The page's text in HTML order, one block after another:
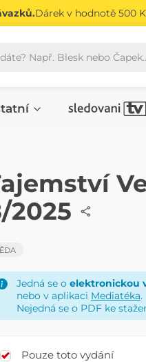
Dárek v hodnotě 500
2025
Jedná se o elektronickou
nebo v aplikaci Mediatéka.
Nejedná se o PDF ke
Pouze toto vydání